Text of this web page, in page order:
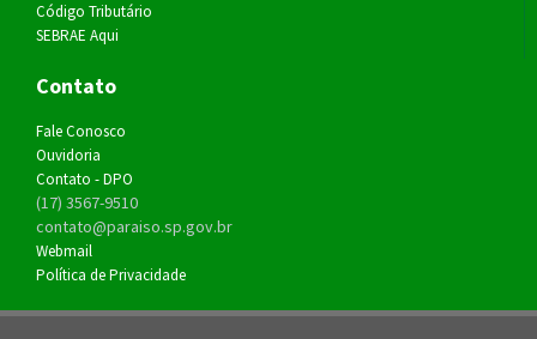
Código Tributário
SEBRAE Aqui
Contato
Fale Conosco
Ouvidoria
Contato - DPO
(17) 3567-9510
contato@paraiso.sp.gov.br
Webmail
Política de Privacidade